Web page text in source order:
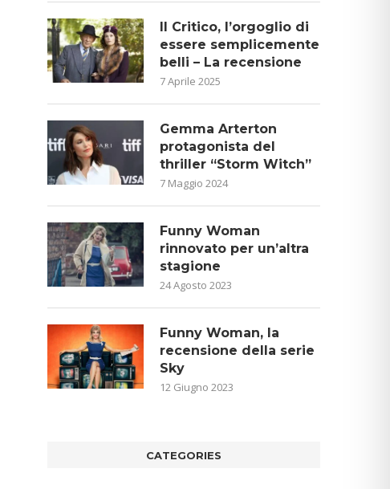
Il Critico, l’orgoglio di
essere semplicemente
belli – La recensione
7 Aprile 2025
Gemma Arterton
protagonista del
thriller “Storm Witch”
7 Maggio 2024
Funny Woman
rinnovato per un’altra
stagione
24 Agosto 2023
Funny Woman, la
recensione della serie
Sky
12 Giugno 2023
CATEGORIES